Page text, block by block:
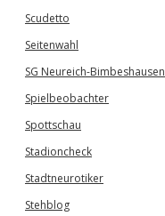
Scudetto
Seitenwahl
SG Neureich-Bimbeshausen
Spielbeobachter
Spottschau
Stadioncheck
Stadtneurotiker
Stehblog